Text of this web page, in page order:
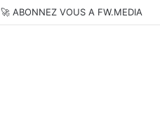
🚀 ABONNEZ VOUS A FW.MEDIA